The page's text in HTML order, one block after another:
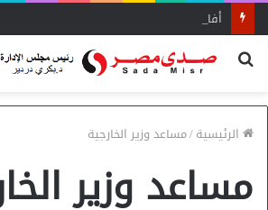
بحث
الرئيسية/مساعد وزير الخارجية
مساعد وزير